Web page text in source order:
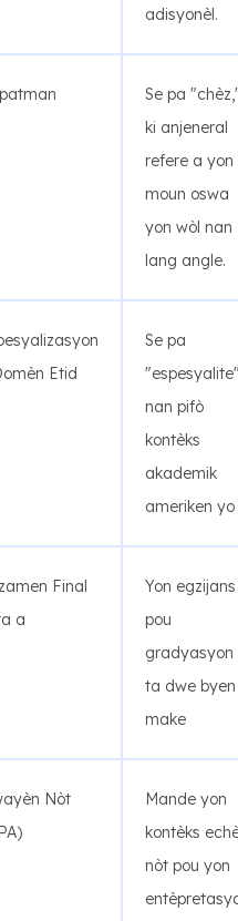
adisyonèl.
Se pa
ki anjeneral
refere a yon
moun oswa
yon wòl nan
lang angle.
Etid
Se pa
nan pifò
kontèks
akademik
ameriken yo
Final
a
Yon egzijans
pou
gradyasyon
ta dwe byen
make
Nòt
Mande yon
kontèks
nòt pou yon